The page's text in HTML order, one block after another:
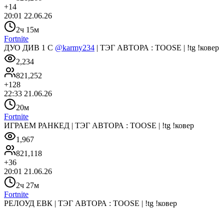
+14
20:01 22.06.26
2ч 15м
Fortnite
ДУО ДИВ 1 С @karmy234 | ТЭГ АВТОРА : TOOSE | !tg !ковер
2,234
821,252
+128
22:33 21.06.26
20м
Fortnite
ИГРАЕМ РАНКЕД | ТЭГ АВТОРА : TOOSE | !tg !ковер
1,967
821,118
+36
20:01 21.06.26
2ч 27м
Fortnite
РЕЛОУД ЕВК | ТЭГ АВТОРА : TOOSE | !tg !ковер